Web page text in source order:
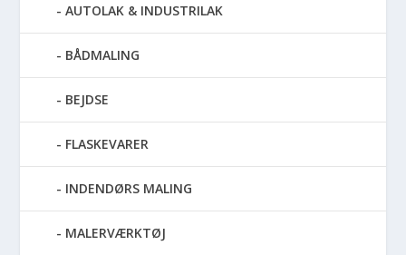
AUTOLAK & INDUSTRILAK
BÅDMALING
BEJDSE
FLASKEVARER
INDENDØRS MALING
MALERVÆRKTØJ